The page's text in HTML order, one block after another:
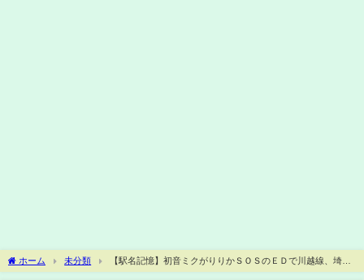
ホーム 未分類
【駅名記憶】初音ミクがりりかＳＯＳのＥＤで川越線、埼京
線、りんかい線の駅名を歌います。